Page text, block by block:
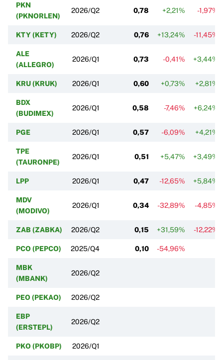
PKN
(PKNORLEN)
2026/Q2 0,78 +2,21% -1,97%
KTY (KETY) 2026/Q2 0,76 +13,24% -11,45%
ALE
(ALLEGRO)
2026/Q1 0,73 -0,41% +3,44%
KRU (KRUK) 2026/Q1 0,60 +0,73% +2,81%
BDX
(BUDIMEX)
2026/Q1 0,58 -7,46% +6,24%
PGE 2026/Q1 0,57 -6,09% +4,21%
TPE
(TAURONPE)
2026/Q1 0,51 +5,47% +3,49%
LPP 2026/Q1 0,47 -12,65% +5,84%
MDV
(MODIVO)
2026/Q1 0,34 -32,89% -4,85%
ZAB (ZABKA) 2026/Q2 0,15 +31,59% -12,22%
PCO (PEPCO) 2025/Q4 0,10 -54,96%
MBK
(MBANK)
2026/Q2
PEO (PEKAO) 2026/Q2
EBP
(ERSTEPL)
2026/Q2
PKO (PKOBP) 2026/Q1